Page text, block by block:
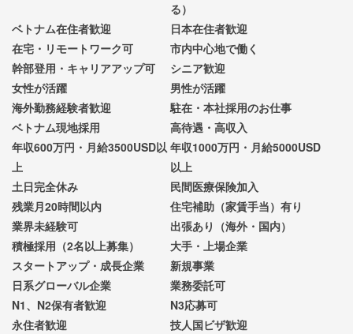
る）
ベトナム在住者歓迎
日本在住者歓迎
在宅・リモートワーク可
市内中心地で働く
幹部登用・キャリアアップ可
シニア歓迎
女性が活躍
男性が活躍
海外勤務経験者歓迎
駐在・本社採用のお仕事
ベトナム現地採用
高待遇・高収入
年収600万円・月給3500USD以
上
年収1000万円・月給5000USD
以上
土日完全休み
民間医療保険加入
残業月20時間以内
住宅補助（家賃手当）有り
業界未経験可
出張あり（海外・国内）
積極採用（2名以上募集）
大手・上場企業
スタートアップ・成長企業
新規事業
日系グローバル企業
業務委託可
N1、N2保有者歓迎
N3応募可
永住者歓迎
技人国ビザ歓迎